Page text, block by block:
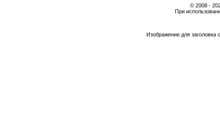
© 2008 -
При
Изображение для